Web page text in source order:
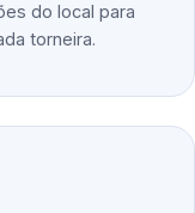
do local para
torneira.